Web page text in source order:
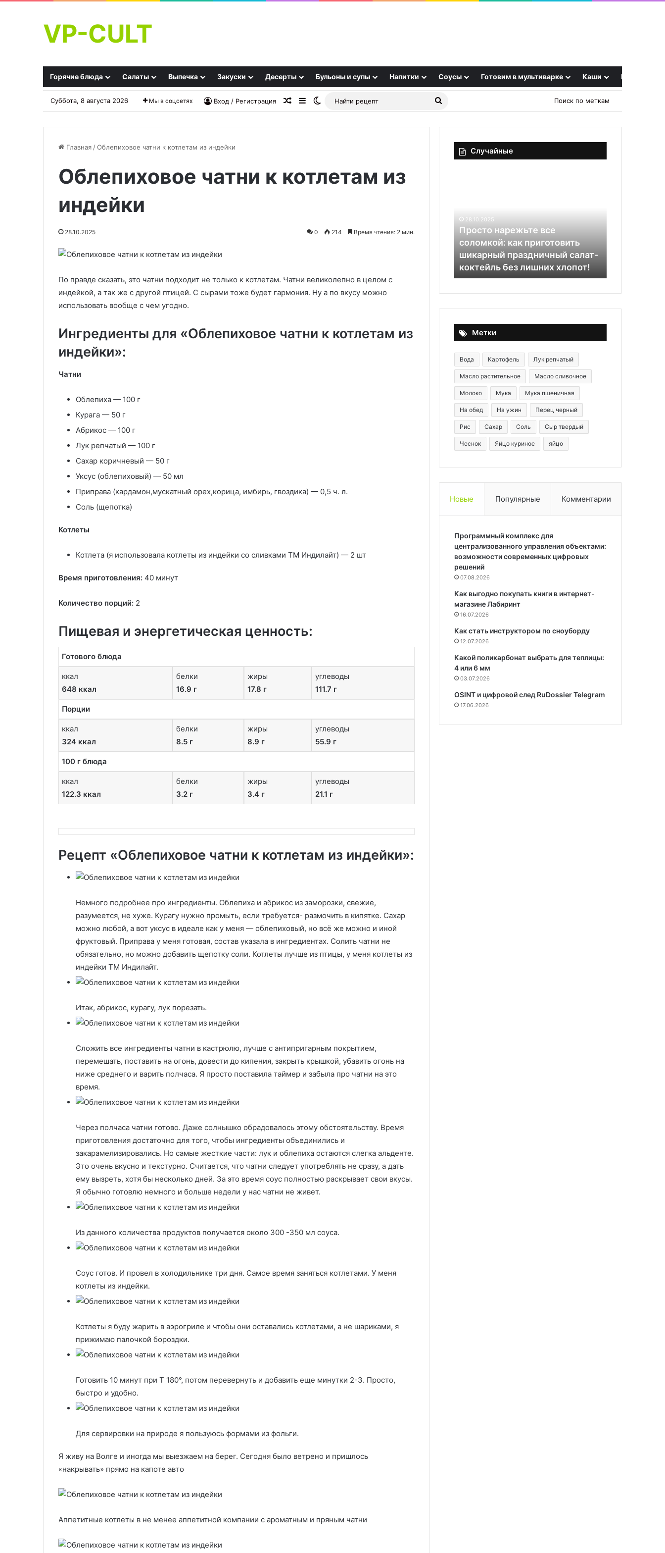
VP-CULT
Горячие блюда Салаты Выпечка Закуски Десерты Бульоны и супы Напитки Соусы Готовим в мультиварке Каши Еще
Суббота, 8 августа 2026 Мы в соцсетях Вход / Регистрация Случайная статья
SidebarSwitch skin
Найти
Поиск по меткам
Главная /Облепиховое чатни к котлетам из индейки
Облепиховое чатни к котлетам из
индейки
28.10.2025 0 214 Время чтения: 2 мин.
По правде сказать, это чатни подходит не только к котлетам. Чатни великолепно в целом с
индейкой, а так же с другой птицей. С сырами тоже будет гармония. Ну а по вкусу можно
использовать вообще с чем угодно.
Ингредиенты для «Облепиховое чатни к котлетам из
индейки»:
Чатни
Облепиха — 100 г
Курага — 50 г
Абрикос — 100 г
Лук репчатый — 100 г
Сахар коричневый — 50 г
Уксус (облепиховый) — 50 мл
Приправа (кардамон,мускатный орех,корица, имбирь, гвоздика) — 0,5 ч. л.
Соль (щепотка)
Котлеты
Котлета (я использовала котлеты из индейки со сливками ТМ Индилайт) — 2 шт
Время приготовления: 40 минут
Количество порций: 2
Пищевая и энергетическая ценность:
Готового блюда
ккал
648 ккал
белки
16.9 г
жиры
17.8 г
углеводы
111.7 г
Порции
ккал
324 ккал
белки
8.5 г
жиры
8.9 г
углеводы
55.9 г
100 г блюда
ккал
122.3 ккал
белки
3.2 г
жиры
3.4 г
углеводы
21.1 г
Рецепт «Облепиховое чатни к котлетам из индейки»:
Немного подробнее про ингредиенты. Облепиха и абрикос из заморозки, свежие,
разумеется, не хуже. Курагу нужно промыть, если требуется- размочить в кипятке. Сахар
можно любой, а вот уксус в идеале как у меня — облепиховый, но всё же можно и иной
фруктовый. Приправа у меня готовая, состав указала в ингредиентах. Солить чатни не
обязательно, но можно добавить щепотку соли. Котлеты лучше из птицы, у меня котлеты из
индейки ТМ Индилайт.
Итак, абрикос, курагу, лук порезать.
Сложить все ингредиенты чатни в кастрюлю, лучше с антипригарным покрытием,
перемешать, поставить на огонь, довести до кипения, закрыть крышкой, убавить огонь на
ниже среднего и варить полчаса. Я просто поставила таймер и забыла про чатни на это
время.
Через полчаса чатни готово. Даже солнышко обрадовалось этому обстоятельству. Время
приготовления достаточно для того, чтобы ингредиенты объединились и
закарамелизировались. Но самые жесткие части: лук и облепиха остаются слегка альденте.
Это очень вкусно и текстурно. Считается, что чатни следует употреблять не сразу, а дать
ему вызреть, хотя бы несколько дней. За это время соус полностью раскрывает свои вкусы.
Я обычно готовлю немного и больше недели у нас чатни не живет.
Из данного количества продуктов получается около 300 -350 мл соуса.
Соус готов. И провел в холодильнике три дня. Самое время заняться котлетами. У меня
котлеты из индейки.
Котлеты я буду жарить в аэрогриле и чтобы они оставались котлетами, а не шариками, я
прижимаю палочкой бороздки.
Готовить 10 минут при Т 180°, потом перевернуть и добавить еще минутки 2-3. Просто,
быстро и удобно.
Для сервировки на природе я пользуюсь формами из фольги.
Я живу на Волге и иногда мы выезжаем на берег. Сегодня было ветрено и пришлось
«накрывать» прямо на капоте авто
Аппетитные котлеты в не менее аппетитной компании с ароматным и пряным чатни
Случайные
Как
можно
нельзя
завтрак
почему нельзя пропускать
Что
позволено
в
какое
время
лучше
усваивается
Что позволено на завтрак, не
приготовить
шикарный
праздничный
салат-
коктейль
без
28.10.2025
Просто нарежьте все
соломкой: как приготовить
шикарный праздничный салат-
коктейль без лишних хлопот!
Метки
Вода Картофель Лук репчатый
Масло растительное Масло сливочное
Молоко Мука Мука пшеничная
На обед На ужин Перец черный
Рис Сахар Соль Сыр твердый
Чеснок Яйцо куриное яйцо
Новые Популярные Комментарии
Программный комплекс для
централизованного управления объектами:
возможности современных цифровых
решений
07.08.2026
Как выгодно покупать книги в интернет-
магазине Лабиринт
16.07.2026
Как стать инструктором по сноуборду
12.07.2026
Какой поликарбонат выбрать для теплицы:
4 или 6 мм
03.07.2026
OSINT и цифровой след RuDossier Telegram
17.06.2026